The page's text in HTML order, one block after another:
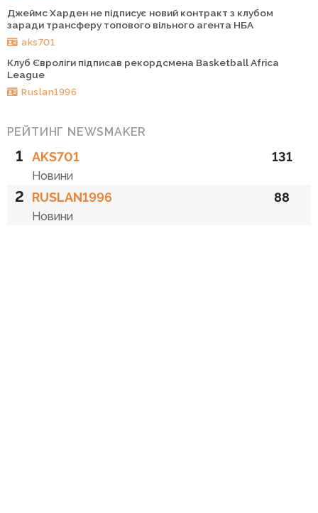
Джеймс Харден не підписує новий контракт з клубом
заради трансферу топового вільного агента НБА
aks701
Клуб Євроліги підписав рекордсмена Basketball Africa
League
Ruslan1996
РЕЙТИНГ NEWSMAKER
1 AKS701
Новини
131
2 RUSLAN1996
Новини
88